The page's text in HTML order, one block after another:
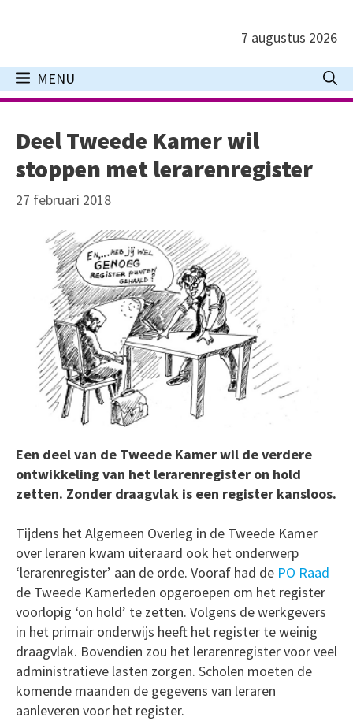
inhoud
7 augustus 2026
MENU
Deel Tweede Kamer wil
stoppen met lerarenregister
27 februari 2018
Een deel van de Tweede Kamer wil de verdere
ontwikkeling van het lerarenregister on hold
zetten. Zonder draagvlak is een register kansloos.
Tijdens het Algemeen Overleg in de Tweede Kamer
over leraren kwam uiteraard ook het onderwerp
‘lerarenregister’ aan de orde. Vooraf had de PO Raad
de Tweede Kamerleden opgeroepen om het register
voorlopig ‘on hold’ te zetten. Volgens de werkgevers
in het primair onderwijs heeft het register te weinig
draagvlak. Bovendien zou het lerarenregister voor veel
administratieve lasten zorgen. Scholen moeten de
komende maanden de gegevens van leraren
aanleveren voor het register.